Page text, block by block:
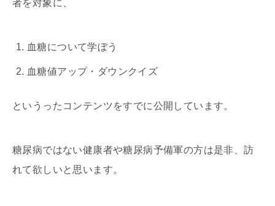
者を対象に、
血糖について学ぼう
血糖値アップ・ダウンクイズ
というったコンテンツをすでに公開しています。
糖尿病ではない健康者や糖尿病予備軍の方は是非、訪
れて欲しいと思います。